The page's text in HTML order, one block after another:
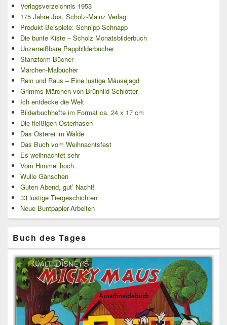
Verlagsverzeichnis 1953
175 Jahre Jos. Scholz-Mainz Verlag
Produkt-Beispiele: Schnipp-Schnapp
Die bunte Kiste – Scholz Monatsbilderbuch
Unzerreißbare Pappbilderbücher
Stanzform-Bücher
Märchen-Malbücher
Rein und Raus – Eine lustige Mäusejagd
Grimms Märchen von Brünhild Schlötter
Ich entdecke die Welt
Bilderbuchhefte im Format ca. 24 x 17 cm
Die fleißigen Osterhasen
Das Osterei im Walde
Das Buch vom Weihnachtsfest
Es weihnachtet sehr
Vom Himmel hoch..
Wulle Gänschen
Guten Abend, gut’ Nacht!
33 lustige Tiergeschichten
Neue Buntpapier-Arbeiten
Buch des Tages